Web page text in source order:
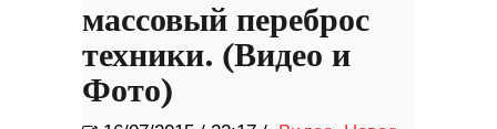
массовый переброс
техники. (Видео и
Фото)